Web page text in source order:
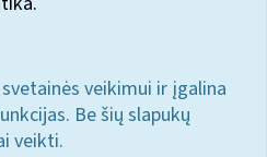
veikimui ir įgalina
Be šių slapukų
veikti.